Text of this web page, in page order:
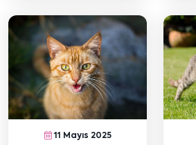
11 Mayıs 2025